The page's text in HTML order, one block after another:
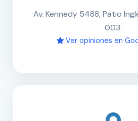
Av. Kennedy 5488, Patio
003.
Ver opiniones en